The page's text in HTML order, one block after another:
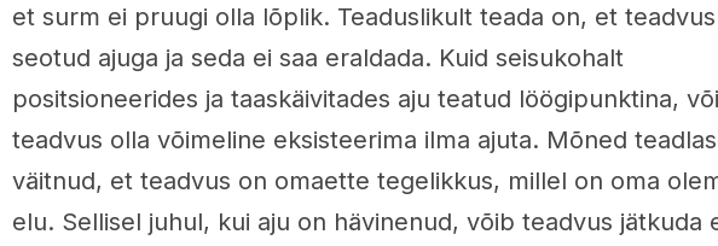
et surm ei pruugi olla lõplik. Teaduslikult teada on, et
seotud ajuga ja seda ei saa eraldada. Kuid seisukohalt
positsioneerides ja taaskäivitades aju teatud löögipunktina,
teadvus olla võimeline eksisteerima ilma ajuta. Mõned
väitnud, et teadvus on omaette tegelikkus, millel on oma
elu. Sellisel juhul, kui aju on hävinenud, võib teadvus jätkuda